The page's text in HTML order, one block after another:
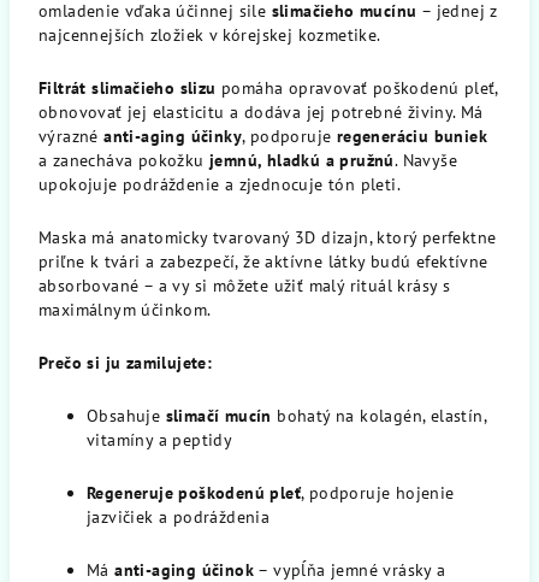
omladenie vďaka účinnej sile slimačieho mucínu – jednej z
najcennejších zložiek v kórejskej kozmetike.
Filtrát slimačieho slizu pomáha opravovať poškodenú pleť,
obnovovať jej elasticitu a dodáva jej potrebné živiny. Má
výraznéanti-aging účinky, podporuje regeneráciu buniek
a zanecháva pokožku jemnú, hladkú a pružnú. Navyše
upokojuje podráždenie a zjednocuje tón pleti.
Maska má anatomicky tvarovaný 3D dizajn, ktorý perfektne
priľne k tvári a zabezpečí, že aktívne látky budú efektívne
absorbované – a vy si môžete užiť malý rituál krásy s
maximálnym účinkom.
Prečo si ju zamilujete:
Obsahuje slimačí mucín bohatý na kolagén, elastín,
vitamíny a peptidy
Regeneruje poškodenú pleť, podporuje hojenie
jazvičiek a podráždenia
Máanti-aging účinok – vypĺňa jemné vrásky a